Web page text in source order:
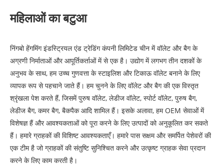
महिलाओं का बटुआ
निंगबो हेंगमिंग इंडस्ट्रियल एंड ट्रेडिंग कंपनी लिमिटेड चीन में वॉलेट और बैग के
अग्रणी निर्माताओं और आपूर्तिकर्ताओं में से एक है। उद्योग में लगभग तीन दशकों के
अनुभव के साथ, हम उच्च गुणवत्ता के स्टाइलिश और टिकाऊ वॉलेट बनाने के लिए
व्यापक रूप से पहचाने जाते हैं। हम चुनने के लिए वॉलेट और बैग की एक विस्तृत
श्रृंखला पेश करते हैं, जिसमें पुरुष वॉलेट, लेडीज वॉलेट, स्पोर्ट वॉलेट, पुरुष बैग,
लेडीज बैग, कमर बैग, बैकपैक आदि शामिल हैं। इसके अलावा, हम OEM सेवाओं में
विशेषज्ञ हैं और आवश्यकताओं को पूरा करने के लिए उत्पादों को अनुकूलित कर सकते
हैं। हमारे ग्राहकों की विशिष्ट आवश्यकताएँ। हमारे पास सक्षम और समर्पित पेशेवरों की
एक टीम है जो ग्राहकों की संतुष्टि सुनिश्चित करने और उत्कृष्ट ग्राहक सेवा प्रदान
करने के लिए काम करती है।